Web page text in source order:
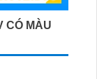
CÓ MÀU